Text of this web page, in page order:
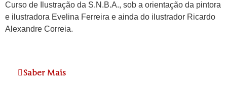
Curso de Ilustração da S.N.B.A., sob a orientação da pintora
e ilustradora Evelina Ferreira e ainda do ilustrador Ricardo
Alexandre Correia.
Saber Mais